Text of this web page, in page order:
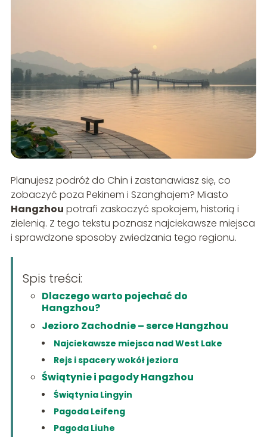
Planujesz podróż do Chin i zastanawiasz się, co
zobaczyć poza Pekinem i Szanghajem? Miasto
Hangzhou potrafi zaskoczyć spokojem, historią i
zielenią. Z tego tekstu poznasz najciekawsze miejsca
i sprawdzone sposoby zwiedzania tego regionu.
Spis treści:
Dlaczego warto pojechać do
Hangzhou?
Jezioro Zachodnie – serce Hangzhou
Najciekawsze miejsca nad West Lake
Rejs i spacery wokół jeziora
Świątynie i pagody Hangzhou
Świątynia Lingyin
Pagoda Leifeng
Pagoda Liuhe